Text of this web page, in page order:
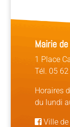
Mairie
1 Place
Tél. 05
Horaires
du lundi
Ville de